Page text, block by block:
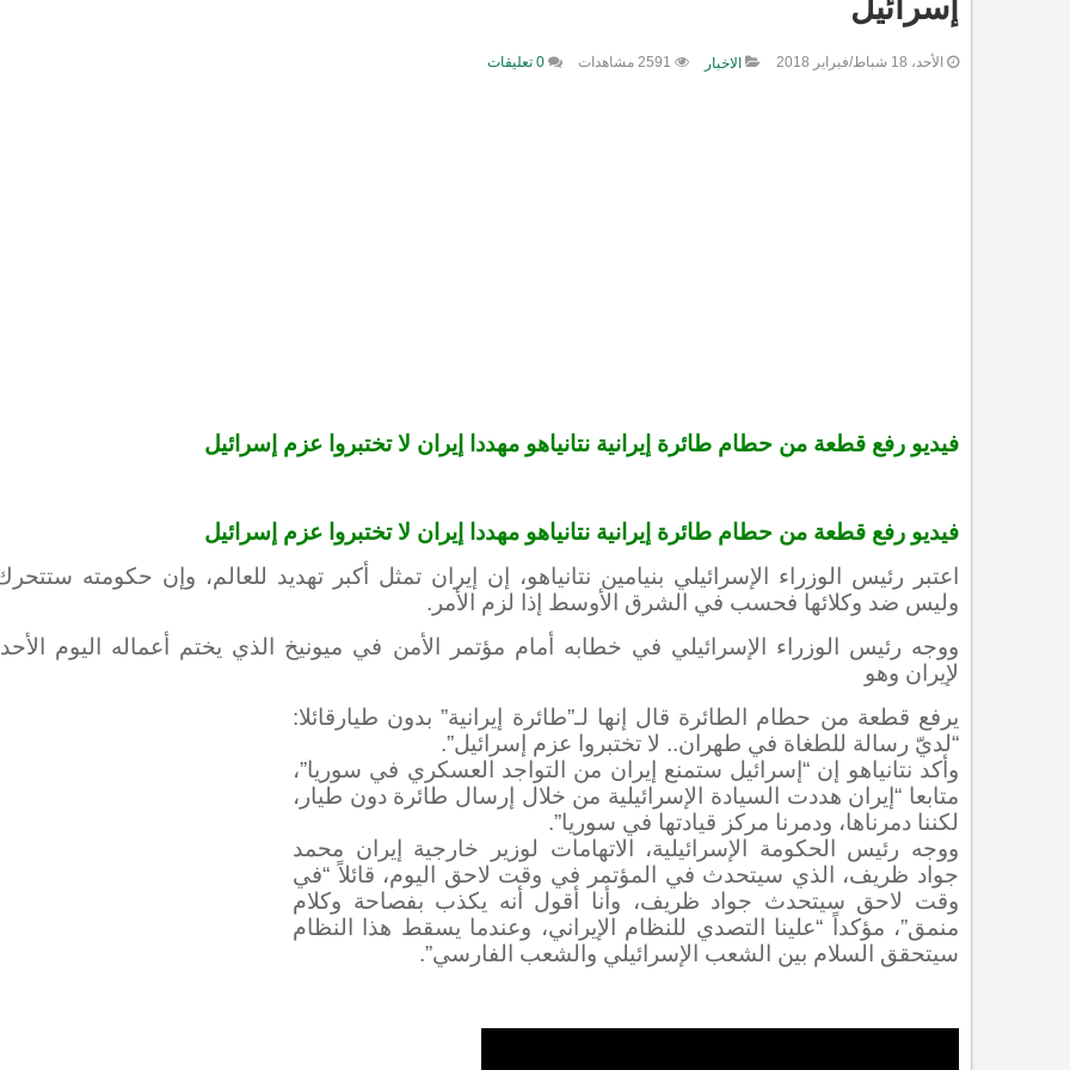
إسرائيل
الأحد، 18 شباط/فبراير 2018 الاخبار 0 تعليقات
فيديو رفع قطعة من حطام طائرة إيرانية نتانياهو مهددا إيران لا تختبروا عزم إسرائيل
فيديو رفع قطعة من حطام طائرة إيرانية نتانياهو مهددا إيران لا تختبروا عزم إسرائيل
اعتبر رئيس الوزراء الإسرائيلي بنيامين نتانياهو، إن إيران تمثل أكبر تهديد للعالم، وإن حكومته
وليس ضد وكلائها فحسب في الشرق الأوسط إذا لزم الأمر.
ووجه رئيس الوزراء الإسرائيلي في خطابه أمام مؤتمر الأمن في ميونيخ الذي يختم أعماله اليوم الأحد
لإيران وهو
يرفع قطعة من حطام الطائرة قال إنها لـ”طائرة إيرانية” بدون طيارقائلا:
“لديّ رسالة للطغاة في طهران.. لا تختبروا عزم إسرائيل”.
وأكد نتانياهو إن “إسرائيل ستمنع إيران من التواجد العسكري في سوريا”،
متابعا “إيران هددت السيادة الإسرائيلية من خلال إرسال طائرة دون طيار،
لكننا دمرناها، ودمرنا مركز قيادتها في سوريا”.
ووجه رئيس الحكومة الإسرائيلية، الاتهامات لوزير خارجية إيران محمد
جواد ظريف، الذي سيتحدث في المؤتمر في وقت لاحق اليوم، قائلاً “في
وقت لاحق سيتحدث جواد ظريف، وأنا أقول أنه يكذب بفصاحة وكلام
منمق”، مؤكداً “علينا التصدي للنظام الإيراني، وعندما يسقط هذا النظام
سيتحقق السلام بين الشعب الإسرائيلي والشعب الفارسي”.